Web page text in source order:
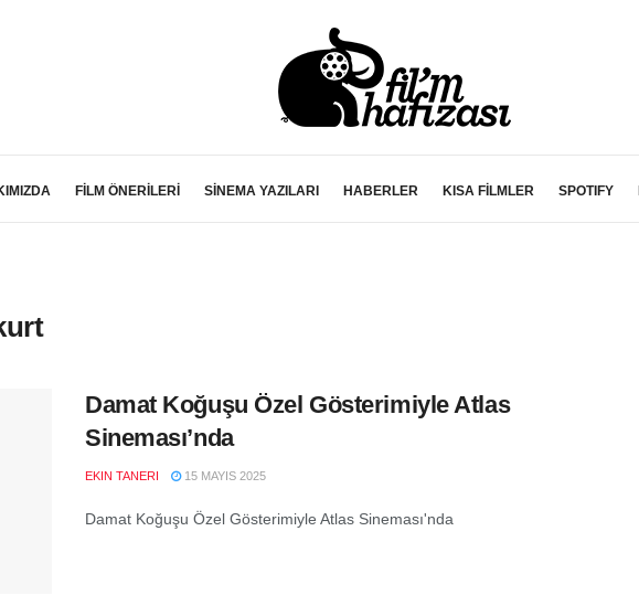
FİLM ÖNERİLERİ SİNEMA YAZILARI HABERLER KISA FİLMLER SPOTIFY
Damat Koğuşu Özel Gösterimiyle Atlas
Sineması’nda
EKIN TANERI 15 MAYIS 2025
Damat Koğuşu Özel Gösterimiyle Atlas Sineması'nda